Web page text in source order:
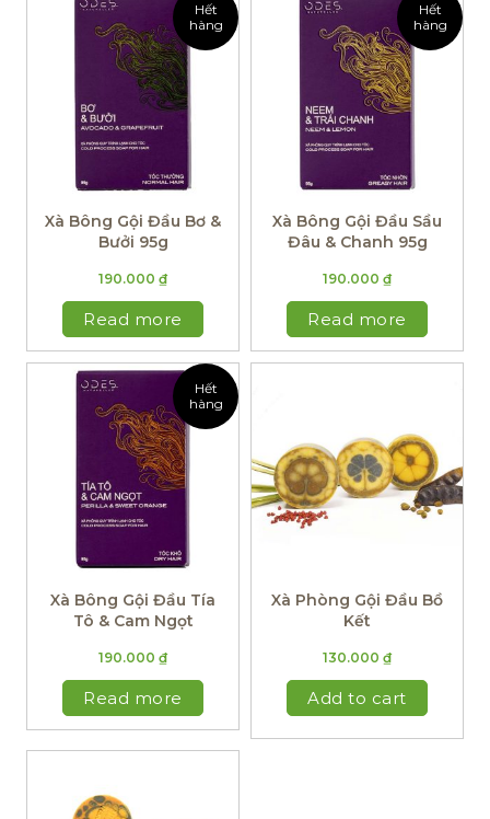
Xà Bông Gội Đầu Bơ &
Bưởi 95g
190.000 ₫
Hết
hàng
Read more
Xà Bông Gội Đầu Sầu
Đâu & Chanh 95g
190.000 ₫
Hết
hàng
Read more
Xà Bông Gội Đầu Tía
Tô & Cam Ngọt
190.000 ₫
Hết
hàng
Read more
Xà Phòng Gội Đầu Bồ
Kết
130.000 ₫
Add to cart